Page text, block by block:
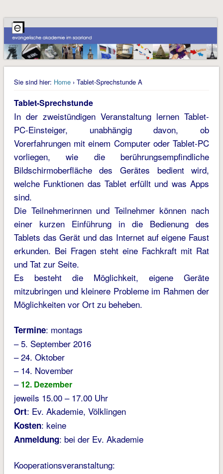
Sie sind hier: Home› Tablet-Sprechstunde A
Tablet-Sprechstunde
In der zweistündigen Veranstaltung lernen Tablet-
PC-Einsteiger, unabhängig davon, ob
Vorerfahrungen mit einem Computer oder Tablet-PC
vorliegen, wie die berührungsempfindliche
Bildschirmoberfläche des Gerätes bedient wird,
welche Funktionen das Tablet erfüllt und was Apps
sind.
Die Teilnehmerinnen und Teilnehmer können nach
einer kurzen Einführung in die Bedienung des
Tablets das Gerät und das Internet auf eigene Faust
erkunden. Bei Fragen steht eine Fachkraft mit Rat
und Tat zur Seite.
Es besteht die Möglichkeit, eigene Geräte
mitzubringen und kleinere Probleme im Rahmen der
Möglichkeiten vor Ort zu beheben.
Termine: montags
– 5. September 2016
– 24. Oktober
– 14. November
– 12. Dezember
jeweils 15.00 – 17.00 Uhr
Ort: Ev. Akademie, Völklingen
Kosten: keine
Anmeldung: bei der Ev. Akademie
Kooperationsveranstaltung: